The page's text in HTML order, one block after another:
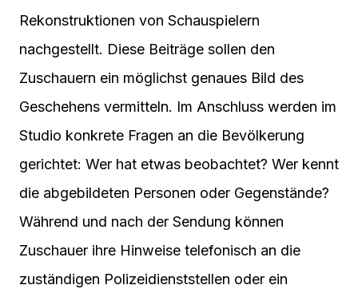
Rekonstruktionen von Schauspielern
nachgestellt. Diese Beiträge sollen den
Zuschauern ein möglichst genaues Bild des
Geschehens vermitteln. Im Anschluss werden im
Studio konkrete Fragen an die Bevölkerung
gerichtet: Wer hat etwas beobachtet? Wer kennt
die abgebildeten Personen oder Gegenstände?
Während und nach der Sendung können
Zuschauer ihre Hinweise telefonisch an die
zuständigen Polizeidienststellen oder ein